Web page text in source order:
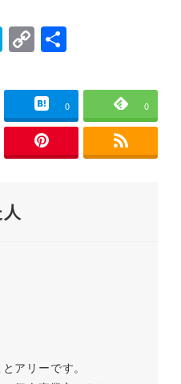
H
at
e
n
C
o
p
y
Li
n
共
0 0
アリーです。